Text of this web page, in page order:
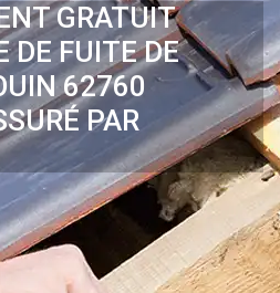
GRATUIT
DE FUITE DE
62760
PAR